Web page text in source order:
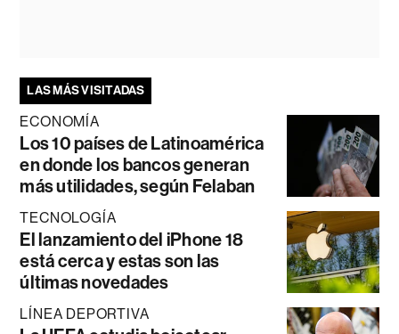
LAS MÁS VISITADAS
ECONOMÍA
Los 10 países de Latinoamérica
en donde los bancos generan
más utilidades, según Felaban
TECNOLOGÍA
El lanzamiento del iPhone 18
está cerca y estas son las
últimas novedades
LÍNEA DEPORTIVA